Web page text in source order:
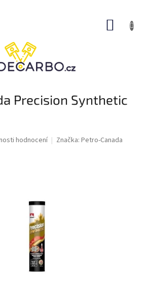
Precision Synthetic
hodnocení Značka: Petro-Canada